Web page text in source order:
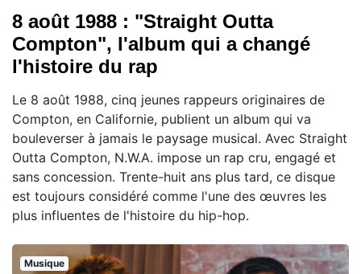
8 août 1988 : "Straight Outta
Compton", l'album qui a changé
l'histoire du rap
Le 8 août 1988, cinq jeunes rappeurs originaires de
Compton, en Californie, publient un album qui va
bouleverser à jamais le paysage musical. Avec Straight
Outta Compton, N.W.A. impose un rap cru, engagé et
sans concession. Trente-huit ans plus tard, ce disque
est toujours considéré comme l'une des œuvres les
plus influentes de l'histoire du hip-hop.
Musique